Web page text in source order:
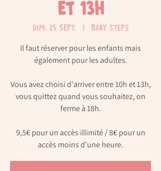
et 13h
dim. 25 sept.
  |
Baby Steps
Il faut réserver pour les enfants mais
également pour les adultes.
Vous avez choisi d'arriver entre 10h et 13h,
vous quittez quand vous souhaitez, on
ferme à 18h.
9,5€ pour un accès illimité / 8€ pour un
accès moins d'une heure.